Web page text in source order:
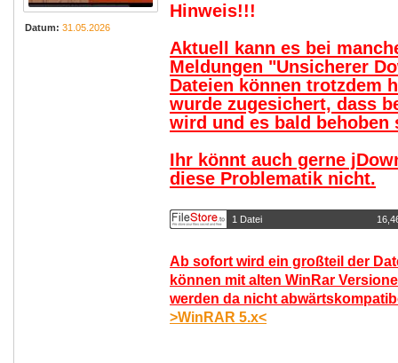
Datum: 31.05.2026
Hinweis!!!
Aktuell kann es bei
Meldungen "Unsicherer
Dateien können trotzdem
wurde zugesichert, dass
wird und es bald behoben
Ihr könnt auch gerne
diese Problematik nicht.
1 Datei
Ab sofort wird ein großteil der
können mit alten WinRar
werden da nicht
>WinRAR 5.x<